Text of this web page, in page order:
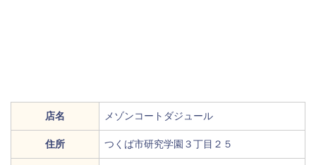
店名 メゾンコートダジュール
住所 つくば市研究学園３丁目２５